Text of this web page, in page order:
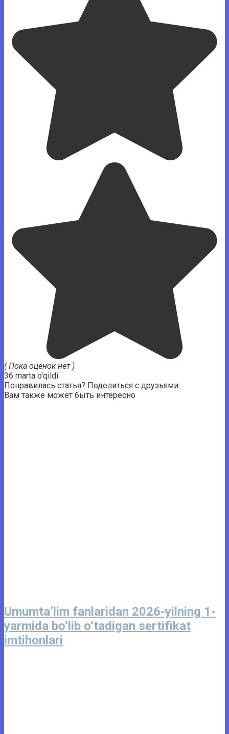
( Пока оценок нет )
36 marta o'qildi
Понравилась статья? Поделиться с друзьями:
Вам также может быть интересно
Umumta’lim fanlaridan 2026-yilning 1-
yarmida bo‘lib o‘tadigan sertifikat
imtihonlari